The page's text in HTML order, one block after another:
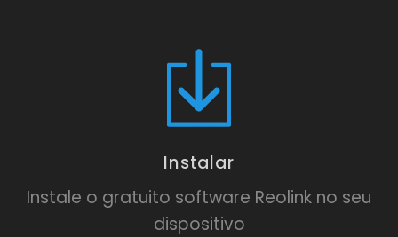
Instalar
Instale o gratuito software Reolink no seu
dispositivo